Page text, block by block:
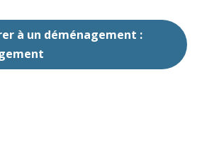
à un déménagement :